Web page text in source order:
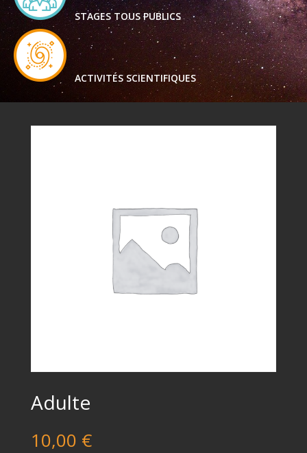
STAGES TOUS PUBLICS
ACTIVITÉS SCIENTIFIQUES
Adulte
10,00 €